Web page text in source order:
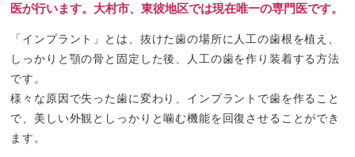
医が行います。大村市、東彼地区では現在唯一の専門医です。
「インプラント」とは、抜けた歯の場所に人工の歯根を植え、
しっかりと顎の骨と固定した後、人工の歯を作り装着する方法
です。
様々な原因で失った歯に変わり、インプラントで歯を作ること
で、美しい外観としっかりと噛む機能を回復させることができ
ます。